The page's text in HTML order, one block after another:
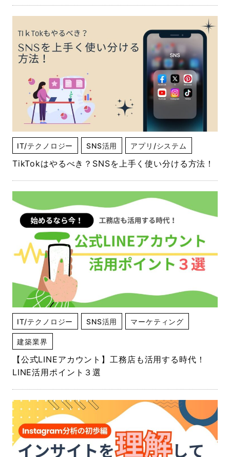
IT/テクノロジー SNS活用 アプリ/システム
TikTokはやるべき？SNSを上手く使い分ける方法！
IT/テクノロジー SNS活用 マーケティング
建築業界
【公式LINEアカウント】工務店も活用する時代！
LINE活用ポイント３選